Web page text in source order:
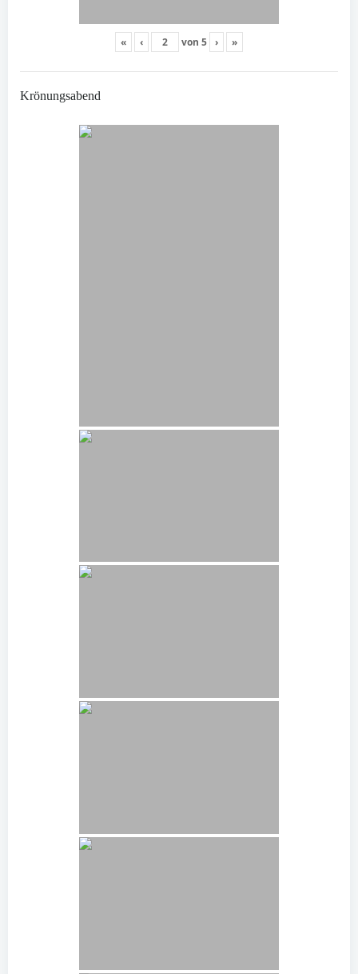
« ‹ von 5 › »
Krönungsabend